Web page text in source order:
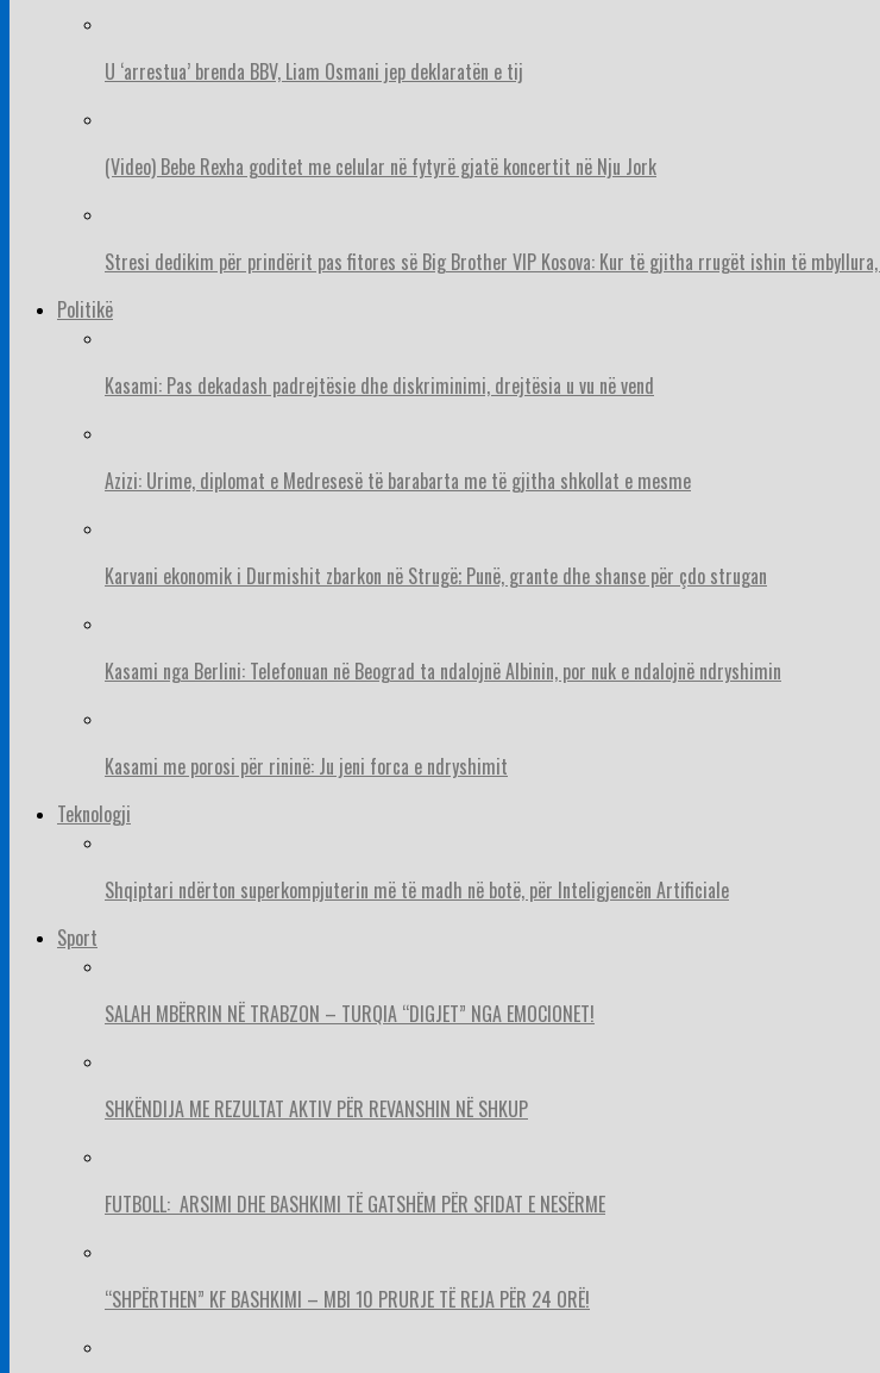
U ‘arrestua’ brenda BBV, Liam Osmani jep deklaratën e tij
(Video) Bebe Rexha goditet me celular në fytyrë gjatë koncertit në Nju Jork
Stresi dedikim për prindërit pas fitores së Big Brother VIP Kosova: Kur të gjitha rrugët ishin të
Politikë
Kasami: Pas dekadash padrejtësie dhe diskriminimi, drejtësia u vu në vend
Azizi: Urime, diplomat e Medresesë të barabarta me të gjitha shkollat e mesme
Karvani ekonomik i Durmishit zbarkon në Strugë; Punë, grante dhe shanse për çdo strugan
Kasami nga Berlini: Telefonuan në Beograd ta ndalojnë Albinin, por nuk e ndalojnë ndryshimin
Kasami me porosi për rininë: Ju jeni forca e ndryshimit
Teknologji
Shqiptari ndërton superkompjuterin më të madh në botë, për Inteligjencën Artificiale
Sport
SALAH MBËRRIN NË TRABZON – TURQIA “DIGJET” NGA EMOCIONET!
SHKËNDIJA ME REZULTAT AKTIV PËR REVANSHIN NË SHKUP
FUTBOLL: ARSIMI DHE BASHKIMI TË GATSHËM PËR SFIDAT E NESËRME
“SHPËRTHEN” KF BASHKIMI – MBI 10 PRURJE TË REJA PËR 24 ORË!